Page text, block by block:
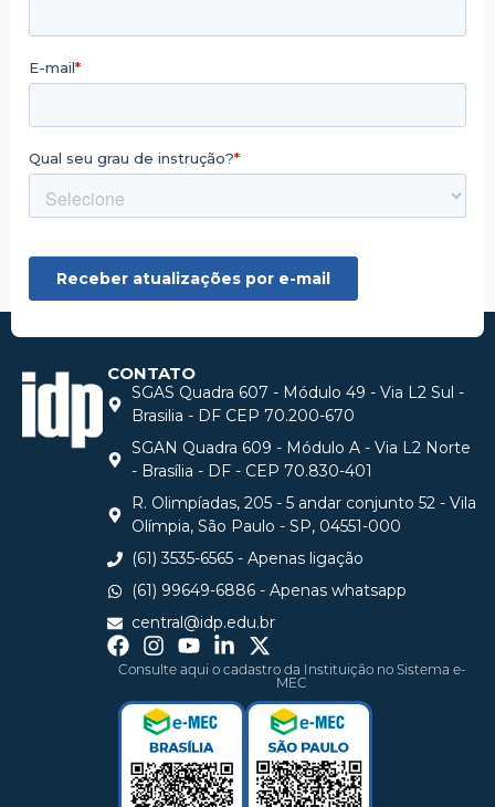
CONTATO
SGAS Quadra 607 - Módulo 49 - Via L2 Sul -
Brasilia - DF CEP 70.200-670
SGAN Quadra 609 - Módulo A - Via L2 Norte
- Brasília - DF - CEP 70.830-401
R. Olimpíadas, 205 - 5 andar conjunto 52 - Vila
Olímpia, São Paulo - SP, 04551-000
(61) 3535-6565 - Apenas ligação
(61) 99649-6886 - Apenas whatsapp
central@idp.edu.br
Consulte aqui o cadastro da Instituição no Sistema e-
MEC